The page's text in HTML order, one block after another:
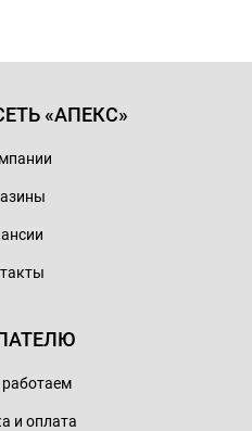
«АПЕКС»
и оплата